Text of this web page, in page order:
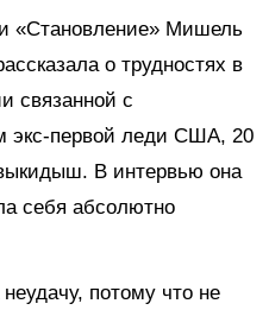
«Становление» Мишель
о трудностях в
связанной с
экс-первой леди США, 20
В интервью она
себя абсолютно
потому что не